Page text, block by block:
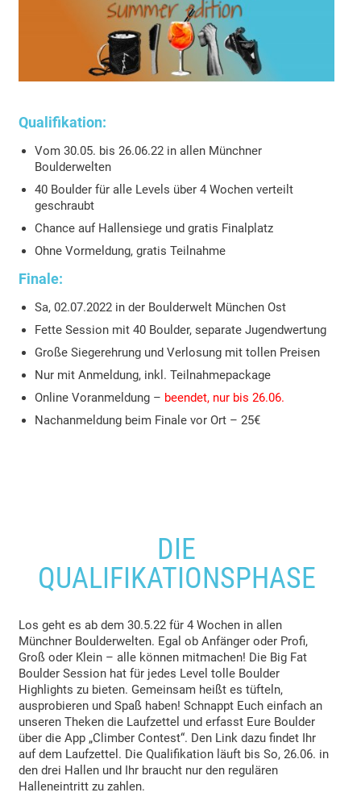
Qualifikation:
Vom 30.05. bis 26.06.22 in allen Münchner
Boulderwelten
40 Boulder für alle Levels über 4 Wochen verteilt
geschraubt
Chance auf Hallensiege und gratis Finalplatz
Ohne Vormeldung, gratis Teilnahme
Finale:
Sa, 02.07.2022 in der Boulderwelt München Ost
Fette Session mit 40 Boulder, separate Jugendwertung
Große Siegerehrung und Verlosung mit tollen Preisen
Nur mit Anmeldung, inkl. Teilnahmepackage
Online Voranmeldung – beendet, nur bis 26.06.
Nachanmeldung beim Finale vor Ort – 25€
DIE
QUALIFIKATIONSPHASE
Los geht es ab dem 30.5.22 für 4 Wochen in allen
Münchner Boulderwelten. Egal ob Anfänger oder Profi,
Groß oder Klein – alle können mitmachen! Die Big Fat
Boulder Session hat für jedes Level tolle Boulder
Highlights zu bieten. Gemeinsam heißt es tüfteln,
ausprobieren und Spaß haben! Schnappt Euch einfach an
unseren Theken die Laufzettel und erfasst Eure Boulder
über die App „Climber Contest“. Den Link dazu findet Ihr
auf dem Laufzettel. Die Qualifikation läuft bis So, 26.06. in
den drei Hallen und Ihr braucht nur den regulären
Halleneintritt zu zahlen.